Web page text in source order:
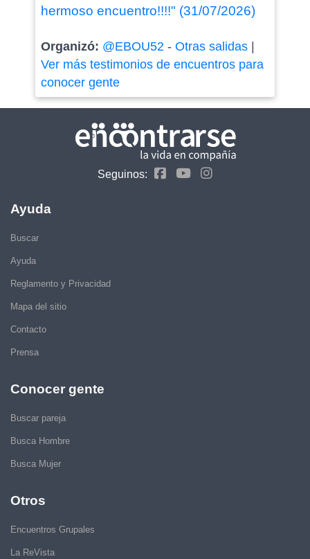
hermoso encuentro!!!!" (31/07/2026)
Organizó: @EBOU52- Otras salidas|
Ver más testimonios de encuentros para
conocer gente
Seguinos:
Ayuda
Buscar
Ayuda
Reglamento y Privacidad
Mapa del sitio
Contacto
Prensa
Conocer gente
Buscar pareja
Busca Hombre
Busca Mujer
Otros
Encuentros Grupales
La ReVista